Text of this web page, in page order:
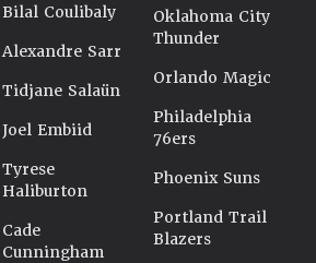
Bilal Coulibaly
Alexandre Sarr
Tidjane Salaün
Joel Embiid
Tyrese
Haliburton
Cade
Cunningham
Oklahoma City
Thunder
Orlando Magic
Philadelphia
76ers
Phoenix Suns
Portland Trail
Blazers